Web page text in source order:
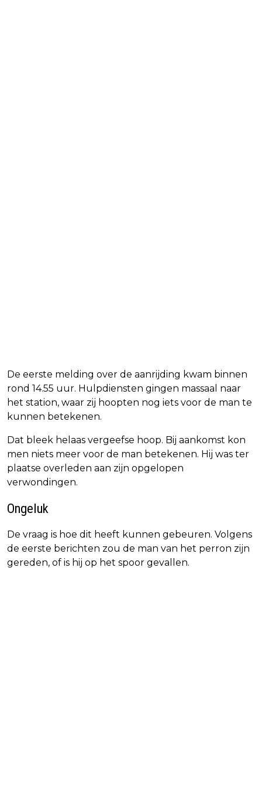
De eerste melding over de aanrijding kwam binnen
rond 14.55 uur. Hulpdiensten gingen massaal naar
het station, waar zij hoopten nog iets voor de man te
kunnen betekenen.
Dat bleek helaas vergeefse hoop. Bij aankomst kon
men niets meer voor de man betekenen. Hij was ter
plaatse overleden aan zijn opgelopen
verwondingen.
Ongeluk
De vraag is hoe dit heeft kunnen gebeuren. Volgens
de eerste berichten zou de man van het perron zijn
gereden, of is hij op het spoor gevallen.